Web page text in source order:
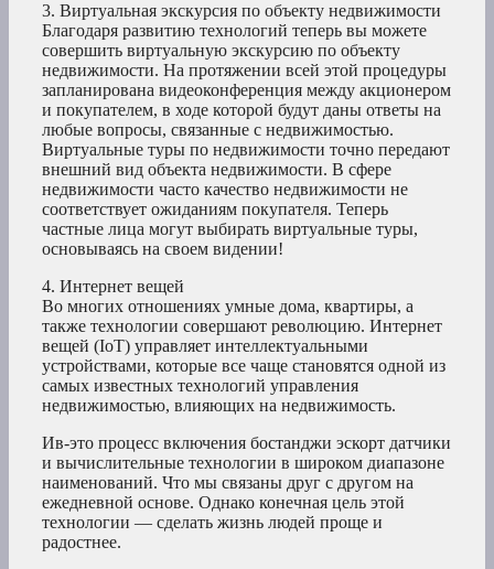
3. Виртуальная экскурсия по объекту недвижимости
Благодаря развитию технологий теперь вы можете
совершить виртуальную экскурсию по объекту
недвижимости. На протяжении всей этой процедуры
запланирована видеоконференция между акционером
и покупателем, в ходе которой будут даны ответы на
любые вопросы, связанные с недвижимостью.
Виртуальные туры по недвижимости точно передают
внешний вид объекта недвижимости. В сфере
недвижимости часто качество недвижимости не
соответствует ожиданиям покупателя. Теперь
частные лица могут выбирать виртуальные туры,
основываясь на своем видении!
4. Интернет вещей
Во многих отношениях умные дома, квартиры, а
также технологии совершают революцию. Интернет
вещей (IoT) управляет интеллектуальными
устройствами, которые все чаще становятся одной из
самых известных технологий управления
недвижимостью, влияющих на недвижимость.
Ив-это процесс включения бостанджи эскорт датчики
и вычислительные технологии в широком диапазоне
наименований. Что мы связаны друг с другом на
ежедневной основе. Однако конечная цель этой
технологии — сделать жизнь людей проще и
радостнее.